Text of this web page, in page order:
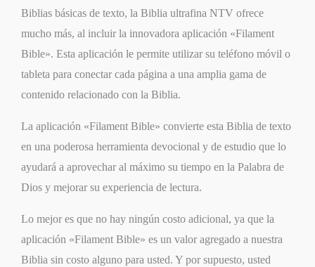
Biblias básicas de texto, la Biblia ultrafina NTV ofrece
mucho más, al incluir la innovadora aplicación «Filament
Bible». Esta aplicación le permite utilizar su teléfono móvil o
tableta para conectar cada página a una amplia gama de
contenido relacionado con la Biblia.
La aplicación «Filament Bible» convierte esta Biblia de texto
en una poderosa herramienta devocional y de estudio que lo
ayudará a aprovechar al máximo su tiempo en la Palabra de
Dios y mejorar su experiencia de lectura.
Lo mejor es que no hay ningún costo adicional, ya que la
aplicación «Filament Bible» es un valor agregado a nuestra
Biblia sin costo alguno para usted. Y por supuesto, usted